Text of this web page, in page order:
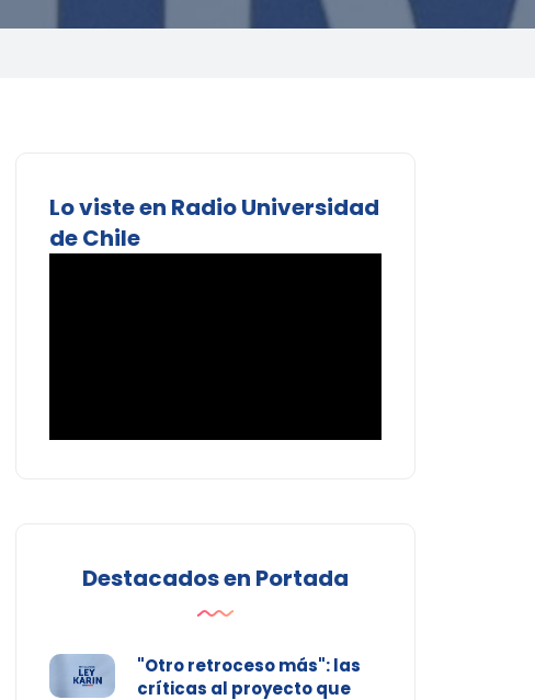
Lo viste en Radio Universidad
de Chile
Destacados en Portada
"Otro retroceso más": las
críticas al proyecto que